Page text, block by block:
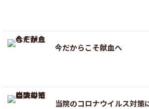
今だからこそ献血へ
当院のコロナウイルス対策